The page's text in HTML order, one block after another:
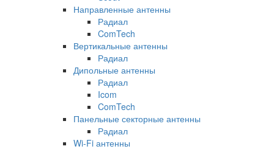
Направленные антенны
Радиал
ComTech
Вертикальные антенны
Радиал
Дипольные антенны
Радиал
Icom
ComTech
Панельные секторные антенны
Радиал
Wi-Fi антенны